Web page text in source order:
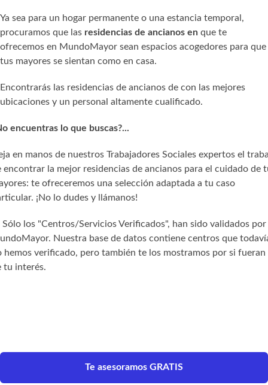
Ya sea para un hogar permanente o una estancia temporal,
procuramos que las residencias de ancianos en que te
ofrecemos en MundoMayor sean espacios acogedores para que
tus mayores se sientan como en casa.
Encontrarás las residencias de ancianos de con las mejores
ubicaciones y un personal altamente cualificado.
encuentras lo que buscas?...
en manos de nuestros Trabajadores Sociales expertos el
encontrar la mejor residencias de ancianos para el cuidado de
te ofreceremos una selección adaptada a tu caso
¡No lo dudes y llámanos!
Sólo los "Centros/Servicios Verificados", han sido validados por
Nuestra base de datos contiene centros que
hemos verificado, pero también te los mostramos por si fueran
tu interés.
Te asesoramos GRATIS